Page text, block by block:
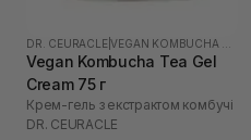
DR. CEURACLE |
Vegan Kombucha Tea Gel
Cream 75 г
Крем-гель з екстрактом комбучі
DR. СEURACLE